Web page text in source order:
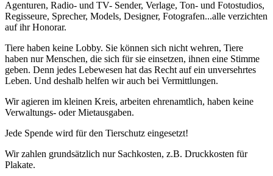
Agenturen, Radio- und TV- Sender, Verlage, Ton- und Fotostudios,
Regisseure, Sprecher, Models, Designer, Fotografen...alle verzichten
auf ihr Honorar.
Tiere haben keine Lobby. Sie können sich nicht wehren, Tiere
haben nur Menschen, die sich für sie einsetzen, ihnen eine Stimme
geben. Denn jedes Lebewesen hat das Recht auf ein unversehrtes
Leben. Und deshalb helfen wir auch bei Vermittlungen.
Wir agieren im kleinen Kreis, arbeiten ehrenamtlich, haben keine
Verwaltungs- oder Mietausgaben.
Jede Spende wird für den Tierschutz eingesetzt!
Wir zahlen grundsätzlich nur Sachkosten, z.B. Druckkosten für
Plakate.